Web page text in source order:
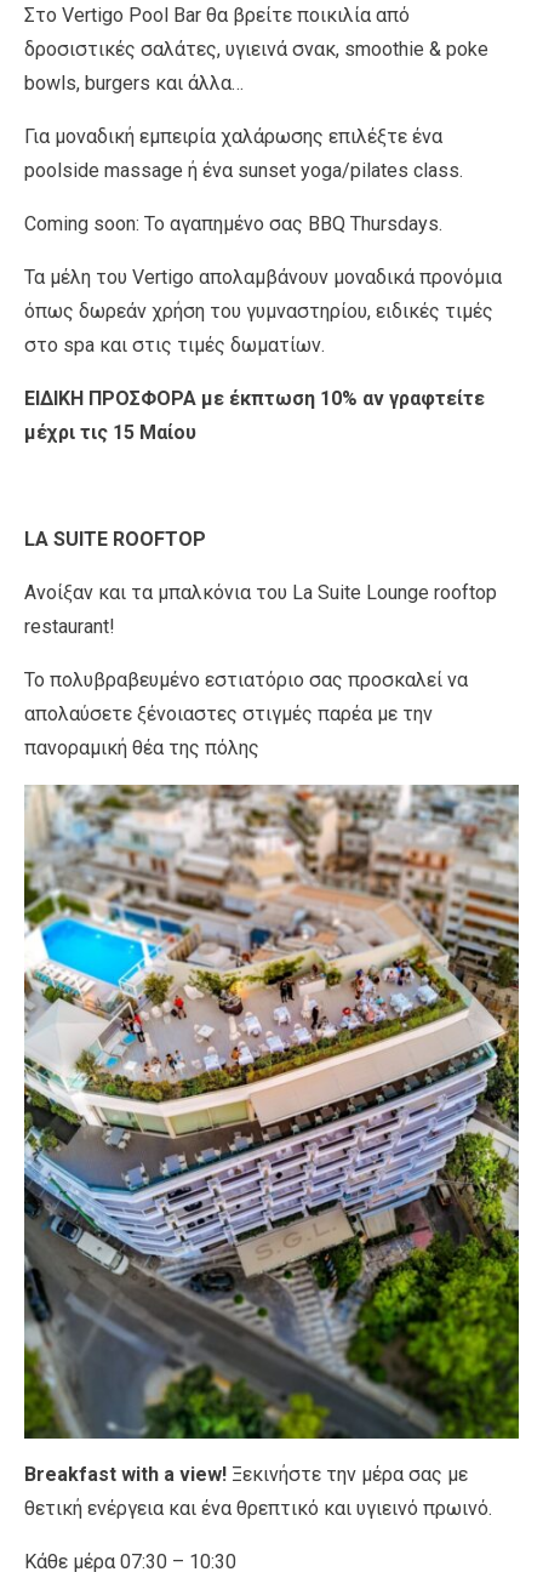
Στο Vertigo Pool Bar θα βρείτε ποικιλία από
δροσιστικές σαλάτες, υγιεινά σνακ, smoothie & poke
bowls, burgers και άλλα…
Για μοναδική εμπειρία χαλάρωσης επιλέξτε ένα
poolside massage ή ένα sunset yoga/pilates class.
Coming soon: Το αγαπημένο σας BBQ Thursdays.
Τα μέλη του Vertigo απολαμβάνουν μοναδικά προνόμια
όπως δωρεάν χρήση του γυμναστηρίου, ειδικές τιμές
στο spa και στις τιμές δωματίων.
ΕΙΔΙΚΗ ΠΡΟΣΦΟΡΑ με έκπτωση 10% αν γραφτείτε
μέχρι τις 15 Μαίου
LA SUITE ROOFTOP
Ανοίξαν και τα μπαλκόνια του La Suite Lounge rooftop
restaurant!
Το πολυβραβευμένο εστιατόριο σας προσκαλεί να
απολαύσετε ξένοιαστες στιγμές παρέα με την
πανοραμική θέα της πόλης
Breakfast with a view! Ξεκινήστε την μέρα σας με
θετική ενέργεια και ένα θρεπτικό και υγιεινό πρωινό.
Κάθε μέρα 07:30 – 10:30